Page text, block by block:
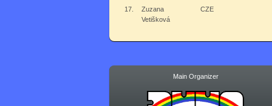
17.
Zuzana
Vetišková
CZE
Main Organizer